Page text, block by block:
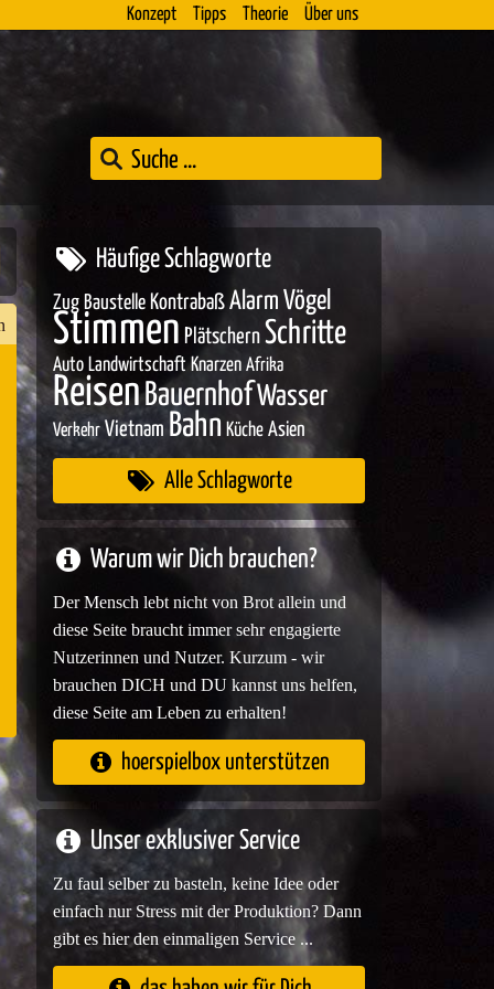
Konzept Tipps Theorie Über uns
Häufige Schlagworte
Zug Baustelle Kontrabaß Alarm Vögel
Stimmen Plätschern Schritte
Auto Landwirtschaft Knarzen Afrika
ReisenBauernhofWasser
Verkehr Vietnam Bahn Küche Asien
Alle Schlagworte
Warum wir Dich brauchen?
Der Mensch lebt nicht von Brot allein und
diese Seite braucht immer sehr engagierte
Nutzerinnen und Nutzer. Kurzum - wir
brauchen DICH und DU kannst uns helfen,
diese Seite am Leben zu erhalten!
hoerspielbox unterstützen
Unser exklusiver Service
Zu faul selber zu basteln, keine Idee oder
einfach nur Stress mit der Produktion? Dann
gibt es hier den einmaligen Service ...